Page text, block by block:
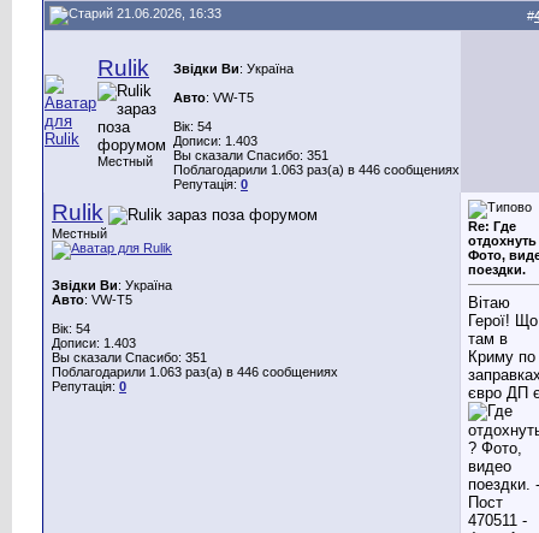
21.06.2026, 16:33 #
Rulik
Местный
Звідки Ви: Україна
Авто: VW-Т5
Вік: 54
Дописи: 1.403
Вы сказали Спасибо: 351
Поблагодарили 1.063 раз(а) в 446 сообщениях
Репутація: 0
Rulik
Местный
Звідки Ви: Україна
Авто: VW-Т5
Вік: 54
Дописи: 1.403
Вы сказали Спасибо: 351
Поблагодарили 1.063 раз(а) в 446 сообщениях
Репутація: 0
Re: Где
Фото,
поездки.
Вітаю
Герої! Що
там в
Криму по
євро ДП